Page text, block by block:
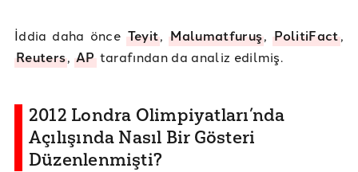
İddia daha önce Teyit,Malumatfuruş,PolitiFact,
Reuters, APtarafından da analiz edilmiş.
2012 Londra Olimpiyatları’nda
Açılışında Nasıl Bir Gösteri
Düzenlenmişti?